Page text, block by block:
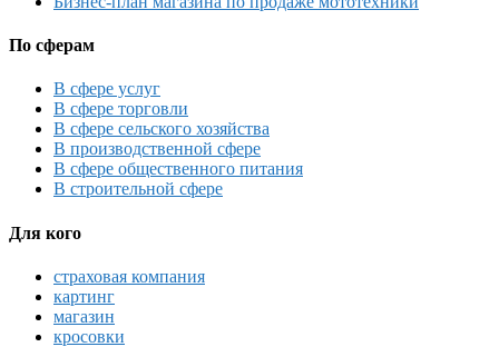
По сферам
В сфере услуг
В сфере торговли
В сфере сельского хозяйства
В производственной сфере
В сфере общественного питания
В строительной сфере
Для кого
страховая компания
картинг
магазин
кросовки